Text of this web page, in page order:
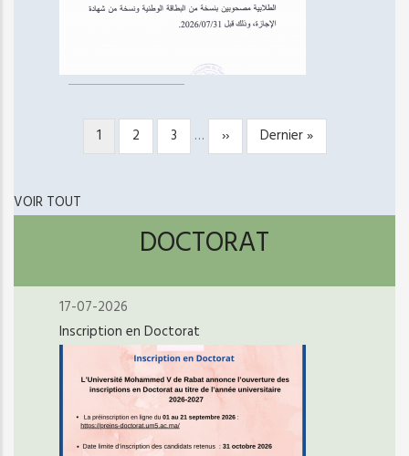
PAGINATIONPage
courante
1 Page
2 Page
3 …
Page
suivante
››
Dernière
page
Dernier »
VOIR TOUT
DOCTORAT
17-07-2026
Inscription en Doctorat